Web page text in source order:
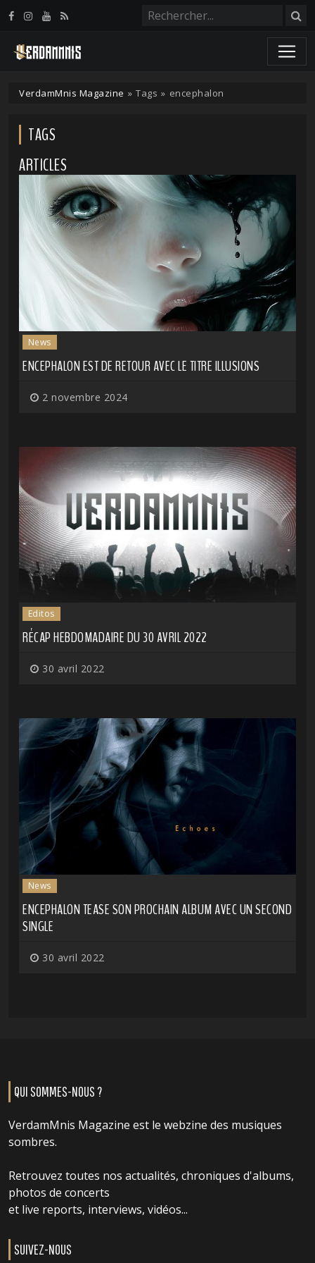
VerdamMnis Magazine » Tags » encephalon
TAGS
ARTICLES
News
ENCEPHALON EST DE RETOUR AVEC LE TITRE ILLUSIONS
2 novembre 2024
Editos
RÉCAP HEBDOMADAIRE DU 30 AVRIL 2022
30 avril 2022
News
ENCEPHALON TEASE SON PROCHAIN ALBUM AVEC UN SECOND
SINGLE
30 avril 2022
QUI SOMMES-NOUS ?
VerdamMnis Magazine est le webzine des musiques
sombres.
Retrouvez toutes nos actualités, chroniques d'albums,
photos de concerts
et live reports, interviews, vidéos...
SUIVEZ-NOUS
Panneau de gestion des cookies